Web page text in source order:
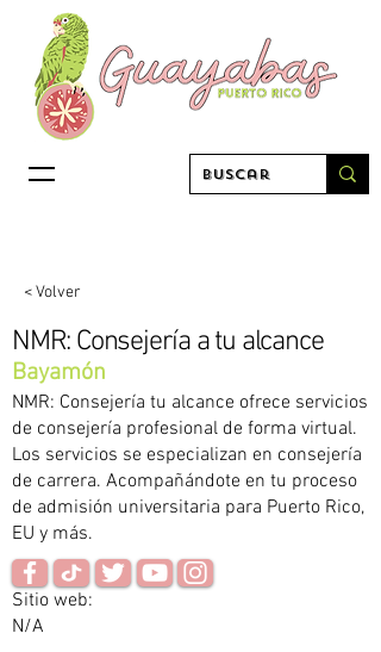
< Volver
NMR: Consejería a tu alcance
Bayamón
NMR: Consejería tu alcance ofrece servicios
de consejería profesional de forma virtual.
Los servicios se especializan en consejería
de carrera. Acompañándote en tu proceso
de admisión universitaria para Puerto Rico,
EU y más.
Sitio web:
N/A